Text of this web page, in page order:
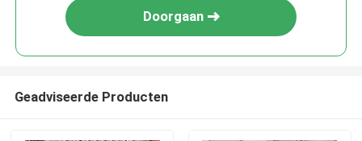
Doorgaan
Geadviseerde Producten